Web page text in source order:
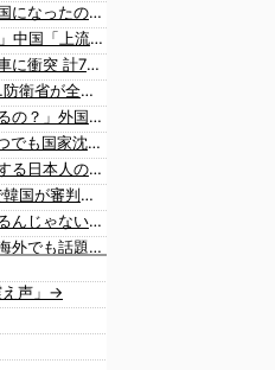
韓国人「何故日本が世界を魅了し続け観光大国になったのか？その理由がこちら‥」→「文化的なソフトパワーが凄い」
中国「台風接近！」台風13号「三峡直撃予測」中国「上流大洪水！（三峡上流」中国都市「8/5の映像（動画」三峡ダム「緊急放流（決壊危機」中国「下流大水害（震え声」→
韓国人インフルエンサー(49)、日本で次々と車に衝突 計7台巻き込み 八王子
中国とロシア海軍艦艇4隻が日本列島を一周…防衛省が全航路を公開！
「あきれてモノが言えない」「国を維持できるの？」外国人の永住許可要件の厳格化で在日中国人の本音は？
【速報】 中露の武装軍艦4隻が日本一周『いつでも国家沈没させられるぞ』
韓国人「大韓航空の熊本地震飲料水支援に対する日本人の反応をご覧ください・・・」→「」
韓国人「悲報：FIFA会長にさえ2002年W杯で韓国が審判を買収していたと思われていた模様…（ﾌﾞﾙﾌﾞﾙ」＝韓国の反応
韓国人「日本のサッカー協会も性接待やってるんじゃないですか？」
韓国人「韓国サッカー協会の審判買収、遂に海外でも話題に…」→「2002年の栄光まで疑われる…（ﾌﾞﾙﾌﾞﾙ」＝韓国の反応
え声」→